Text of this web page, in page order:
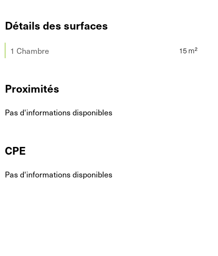
Détails des surfaces
1 Chambre
Proximités
Pas d'informations disponibles
CPE
Pas d'informations disponibles